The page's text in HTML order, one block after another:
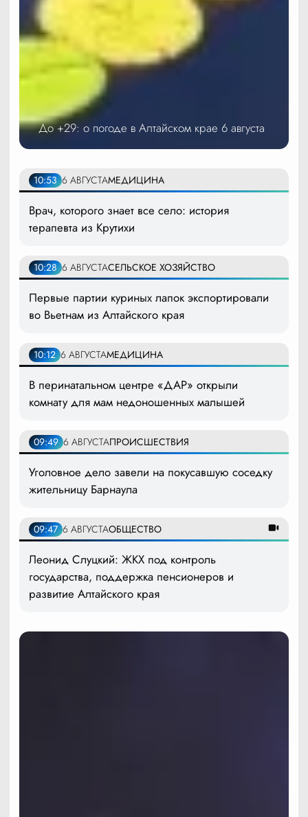
До +29: о погоде в Алтайском крае 6 августа
10:53 6 АВГУСТАМЕДИЦИНА
Врач, которого знает все село: история
терапевта из Крутихи
10:28 6 АВГУСТАСЕЛЬСКОЕ ХОЗЯЙСТВО
Первые партии куриных лапок экспортировали
во Вьетнам из Алтайского края
10:12 6 АВГУСТАМЕДИЦИНА
В перинатальном центре «ДАР» открыли
комнату для мам недоношенных малышей
09:49 6 АВГУСТАПРОИСШЕСТВИЯ
Уголовное дело завели на покусавшую соседку
жительницу Барнаула
09:47 6 АВГУСТАОБЩЕСТВО
Леонид Слуцкий: ЖКХ под контроль
государства, поддержка пенсионеров и
развитие Алтайского края